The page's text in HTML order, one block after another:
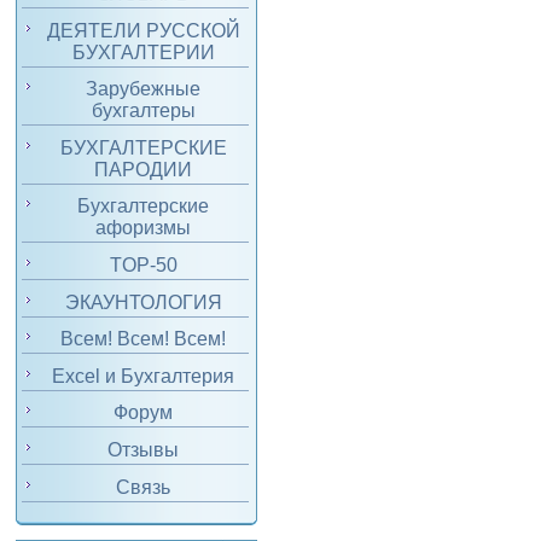
ДЕЯТЕЛИ РУССКОЙ
БУХГАЛТЕРИИ
Зарубежные
бухгалтеры
БУХГАЛТЕРСКИЕ
ПАРОДИИ
Бухгалтерские
афоризмы
TOP-50
ЭКАУНТОЛОГИЯ
Всем! Всем! Всем!
Excel и Бухгалтерия
Форум
Отзывы
Связь